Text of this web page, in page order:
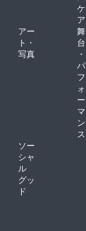
ケ
ア
アー
ト・
写真
舞
台
・
パ
フ
ォ
ー
マ
ン
ス
ソー
シャ
ル
グッ
ド